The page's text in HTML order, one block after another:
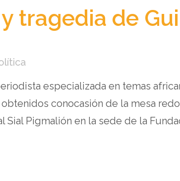
tragedia de
especializada en temas
conocasión de la mesa
Pigmalión en la sede de la